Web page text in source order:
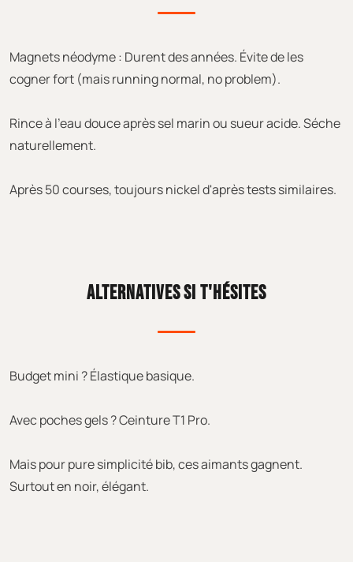
Magnets néodyme : Durent des années. Évite de les
cogner fort (mais running normal, no problem).
Rince à l'eau douce après sel marin ou sueur acide. Séche
naturellement.
Après 50 courses, toujours nickel d'après tests similaires.
ALTERNATIVES SI T'HÉSITES
Budget mini ? Élastique basique.
Avec poches gels ? Ceinture T1 Pro.
Mais pour pure simplicité bib, ces aimants gagnent.
Surtout en noir, élégant.